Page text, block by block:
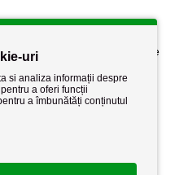
Politica de confidențialitate
Politica de retur
Termeni si conditii
uri
si analiza informații despre
a oferi funcții
a îmbunătăți conținutul